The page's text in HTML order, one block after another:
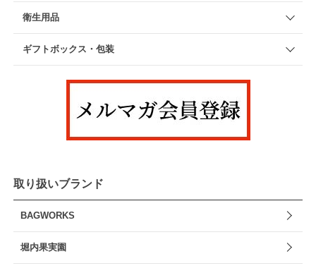
衛生用品
ギフトボックス・包装
取り扱いブランド
BAGWORKS
堀内果実園